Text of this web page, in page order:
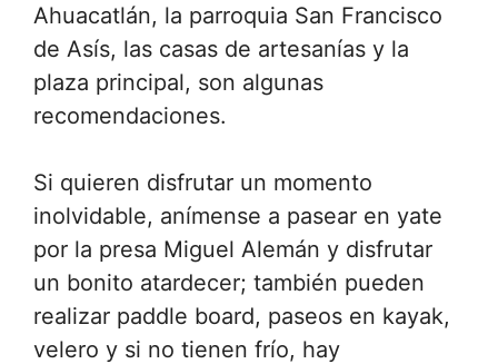
Ahuacatlán, la parroquia San Francisco
de Asís, las casas de artesanías y la
plaza principal, son algunas
recomendaciones.
Si quieren disfrutar un momento
inolvidable, anímense a pasear en yate
por la presa Miguel Alemán y disfrutar
un bonito atardecer; también pueden
realizar paddle board, paseos en kayak,
velero y si no tienen frío, hay